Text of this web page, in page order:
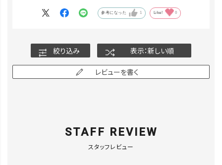
参考になった 1 Like! 0
絞り込み 表示：新しい順
レビューを書く
STAFF REVIEW
スタッフレビュー